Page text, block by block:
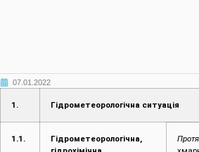
07.01.2022
1. Гідрометеорологічна ситуація
1.1.
Гідрометеорологічна,